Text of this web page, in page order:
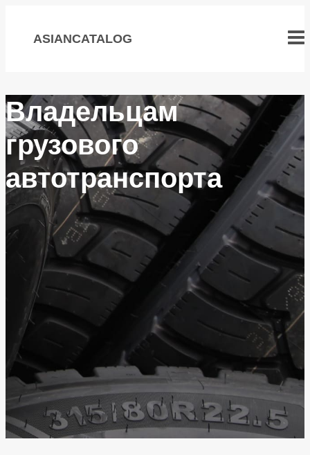
ASIANCATALOG
Владельцам
грузового
автотранспорта